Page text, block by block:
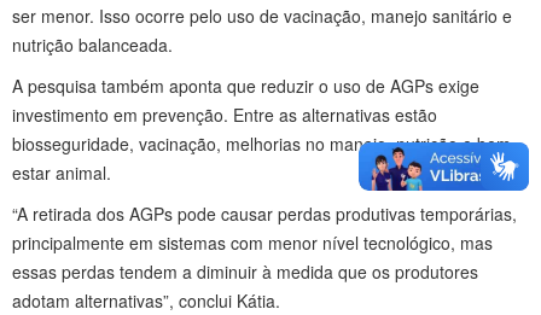
ser menor. Isso ocorre pelo uso de vacinação, manejo sanitário e
nutrição balanceada.
A pesquisa também aponta que reduzir o uso de AGPs exige
investimento em prevenção. Entre as alternativas estão
biosseguridade, vacinação, melhorias no manejo, nutrição e bem-
estar animal.
“A retirada dos AGPs pode causar perdas produtivas temporárias,
principalmente em sistemas com menor nível tecnológico, mas
essas perdas tendem a diminuir à medida que os produtores
adotam alternativas”, conclui Kátia.